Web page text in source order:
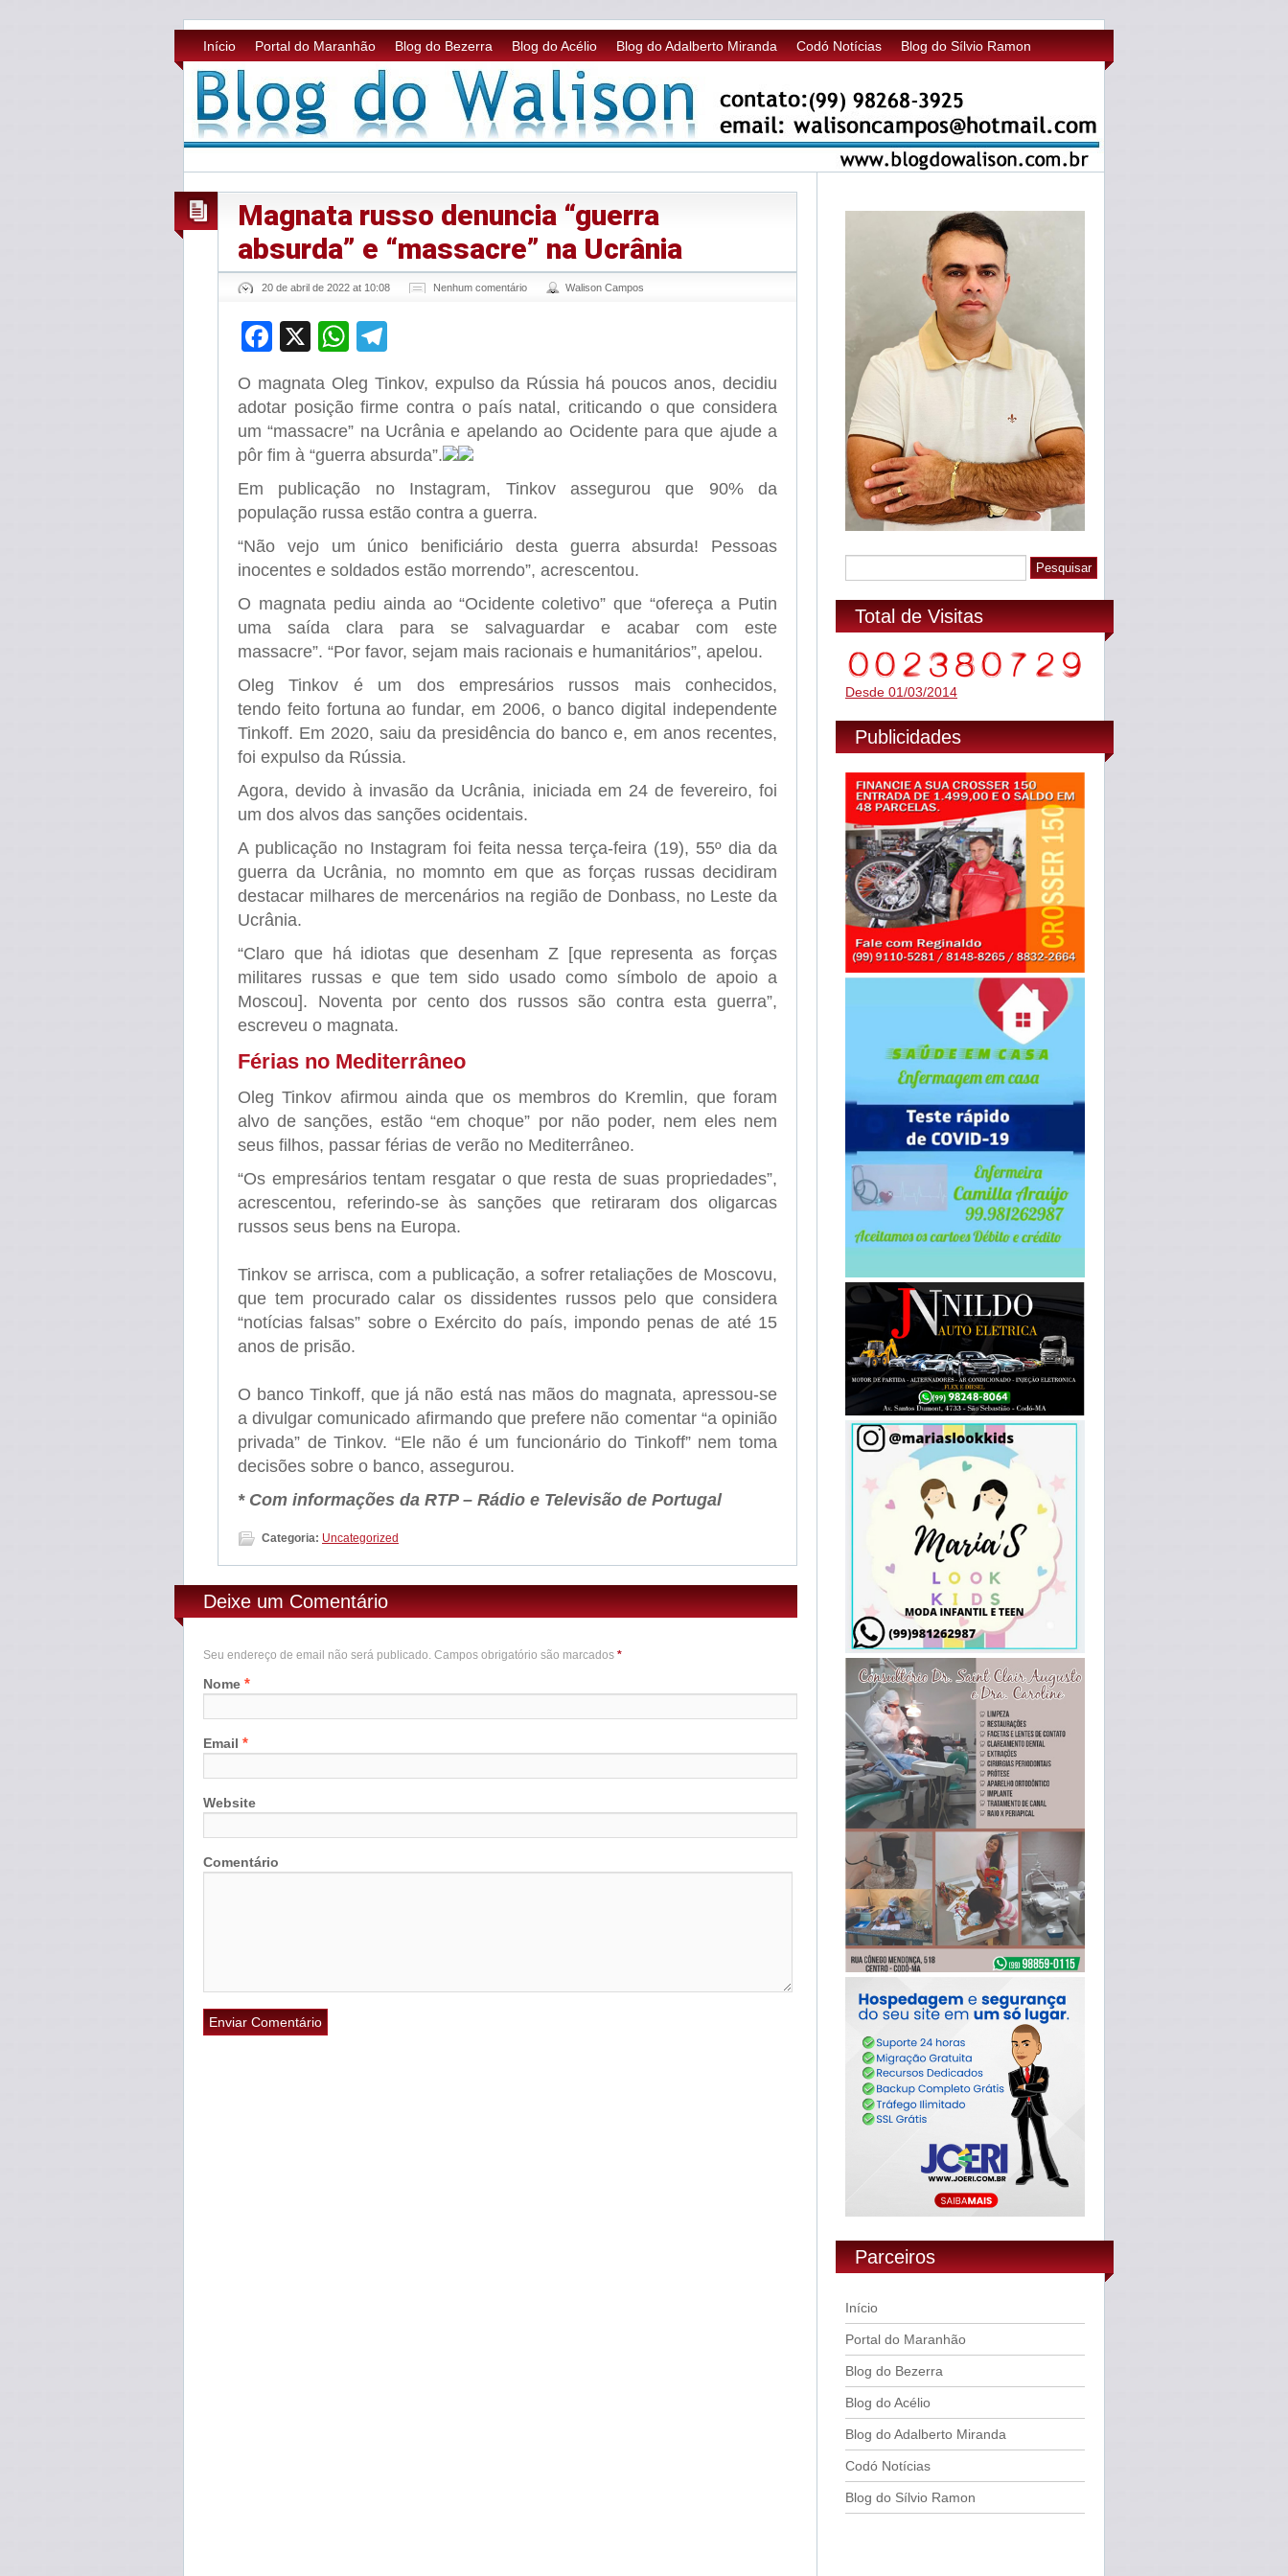
Início Portal do Maranhão Blog do Bezerra Blog do Acélio Blog do Adalberto Miranda Codó Notícias Blog do Sílvio Ramon
Magnata russo denuncia “guerra
absurda” e “massacre” na Ucrânia
20 de abril de 2022 at 10:08 Nenhum comentário Walison Campos
Facebook
X WhatsApp
O magnata Oleg Tinkov, expulso da Rússia há poucos anos, decidiu
adotar posição firme contra o país natal, criticando o que considera
um “massacre” na Ucrânia e apelando ao Ocidente para que ajude a
pôr fim à “guerra absurda”.
Em publicação no Instagram, Tinkov assegurou que 90% da
população russa estão contra a guerra.
“Não vejo um único benificiário desta guerra absurda! Pessoas
inocentes e soldados estão morrendo”, acrescentou.
O magnata pediu ainda ao “Ocidente coletivo” que “ofereça a Putin
uma saída clara para se salvaguardar e acabar com este
massacre”. “Por favor, sejam mais racionais e humanitários”, apelou.
Oleg Tinkov é um dos empresários russos mais conhecidos,
tendo feito fortuna ao fundar, em 2006, o banco digital independente
Tinkoff. Em 2020, saiu da presidência do banco e, em anos recentes,
foi expulso da Rússia.
Agora, devido à invasão da Ucrânia, iniciada em 24 de fevereiro, foi
um dos alvos das sanções ocidentais.
A publicação no Instagram foi feita nessa terça-feira (19), 55º dia da
guerra da Ucrânia, no momnto em que as forças russas decidiram
destacar milhares de mercenários na região de Donbass, no Leste da
Ucrânia.
“Claro que há idiotas que desenham Z [que representa as forças
militares russas e que tem sido usado como símbolo de apoio a
Moscou]. Noventa por cento dos russos são contra esta guerra”,
escreveu o magnata.
Férias no Mediterrâneo
Oleg Tinkov afirmou ainda que os membros do Kremlin, que foram
alvo de sanções, estão “em choque” por não poder, nem eles nem
seus filhos, passar férias de verão no Mediterrâneo.
“Os empresários tentam resgatar o que resta de suas propriedades”,
acrescentou, referindo-se às sanções que retiraram dos oligarcas
russos seus bens na Europa.
Tinkov se arrisca, com a publicação, a sofrer retaliações de Moscovu,
que tem procurado calar os dissidentes russos pelo que considera
“notícias falsas” sobre o Exército do país, impondo penas de até 15
anos de prisão.
O banco Tinkoff, que já não está nas mãos do magnata, apressou-se
a divulgar comunicado afirmando que prefere não comentar “a opinião
privada” de Tinkov. “Ele não é um funcionário do Tinkoff” nem toma
decisões sobre o banco, assegurou.
* Com informações da RTP – Rádio e Televisão de Portugal
Categoria: Uncategorized
Deixe um Comentário
Seu endereço de email não será publicado. Campos obrigatório são marcados *
Nome *
Email *
Website
Comentário
Total de Visitas
Desde 01/03/2014
Publicidades
Parceiros
Início
Portal do Maranhão
Blog do Bezerra
Blog do Acélio
Blog do Adalberto Miranda
Codó Notícias
Blog do Sílvio Ramon